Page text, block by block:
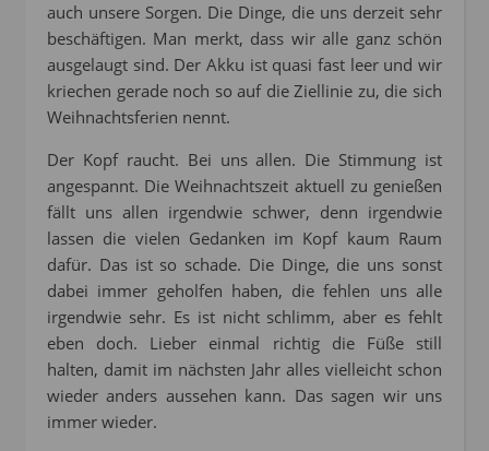
auch unsere Sorgen. Die Dinge, die uns derzeit sehr
beschäftigen. Man merkt, dass wir alle ganz schön
ausgelaugt sind. Der Akku ist quasi fast leer und wir
kriechen gerade noch so auf die Ziellinie zu, die sich
Weihnachtsferien nennt.
Der Kopf raucht. Bei uns allen. Die Stimmung ist
angespannt. Die Weihnachtszeit aktuell zu genießen
fällt uns allen irgendwie schwer, denn irgendwie
lassen die vielen Gedanken im Kopf kaum Raum
dafür. Das ist so schade. Die Dinge, die uns sonst
dabei immer geholfen haben, die fehlen uns alle
irgendwie sehr. Es ist nicht schlimm, aber es fehlt
eben doch. Lieber einmal richtig die Füße still
halten, damit im nächsten Jahr alles vielleicht schon
wieder anders aussehen kann. Das sagen wir uns
immer wieder.